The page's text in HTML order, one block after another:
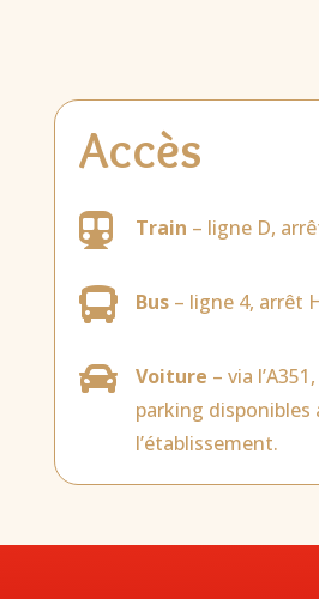
Accès
 Train – ligne D,
 Bus– ligne 4, arrêt
 Voiture – via
parking disponibles
l’établissement.